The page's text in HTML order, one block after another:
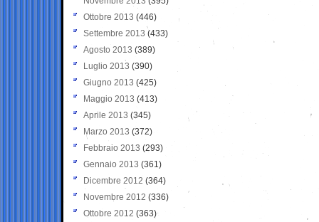
Ottobre 2013 (446)
Settembre 2013 (433)
Agosto 2013 (389)
Luglio 2013 (390)
Giugno 2013 (425)
Maggio 2013 (413)
Aprile 2013 (345)
Marzo 2013 (372)
Febbraio 2013 (293)
Gennaio 2013 (361)
Dicembre 2012 (364)
Novembre 2012 (336)
Ottobre 2012 (363)